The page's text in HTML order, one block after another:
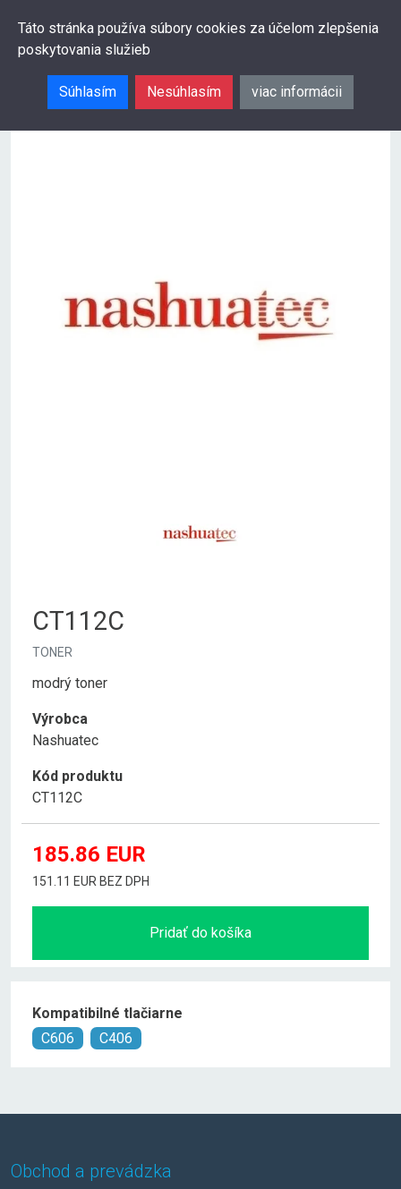
Táto stránka používa súbory cookies za účelom zlepšenia
poskytovania služieb
Súhlasím Nesúhlasím viac informácii
CT112C
TONER
modrý toner
Výrobca
Nashuatec
Kód produktu
CT112C
185.86 EUR
151.11 EUR BEZ DPH
Pridať do košíka
Kompatibilné tlačiarne
C606
C406
Obchod a prevádzka